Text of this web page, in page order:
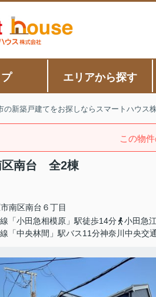
プ エリアから探す
の新築戸建てをお探しならスマートハウス
この物
区南台 全2棟
南区南台 ６丁目
「小田急相模原」駅徒歩14分
小田急
「中央林間」駅バス11分神奈川中央交